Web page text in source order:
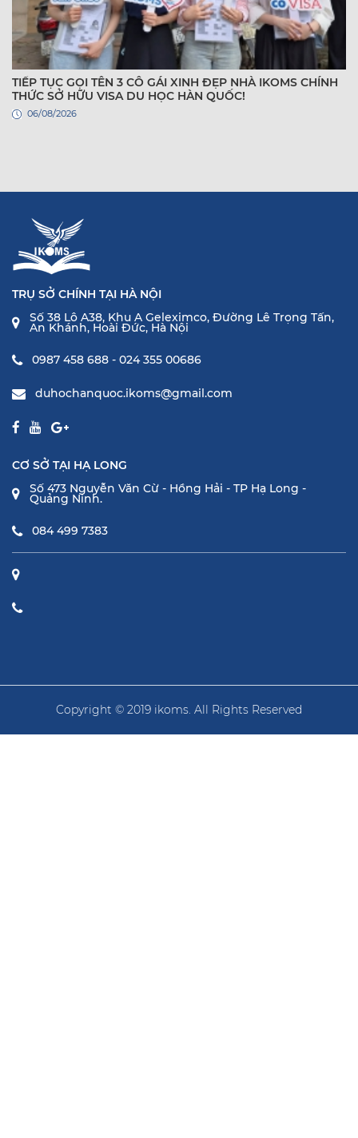
TIẾP TỤC GỌI TÊN 3 CÔ GÁI XINH ĐẸP NHÀ IKOMS CHÍNH
THỨC SỞ HỮU VISA DU HỌC HÀN QUỐC!
06/08/2026
TRỤ SỞ CHÍNH TẠI HÀ NỘI
Số 38 Lô A38, Khu A Geleximco, Đường Lê Trọng Tấn,
An Khánh, Hoài Đức, Hà Nội
0987 458 688 - 024 355 00686
duhochanquoc.ikoms@gmail.com
CƠ SỞ TẠI HẠ LONG
Số 473 Nguyễn Văn Cừ - Hồng Hải - TP Hạ Long -
Quảng Ninh.
084 499 7383
Copyright © 2019 ikoms. All Rights Reserved